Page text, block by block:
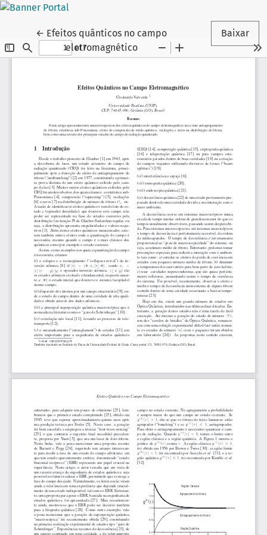
← Voltar aos Detalhes do Artigo
Efeitos quânticos no campo
eletromagnético
Baixar